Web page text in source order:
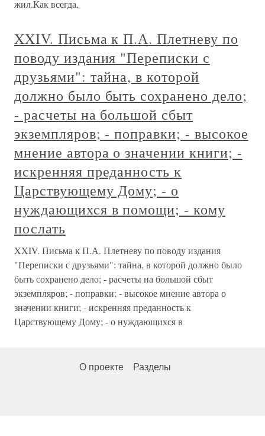
жил.Как всегда,
XXIV. Письма к П.А. Плетневу по
поводу издания "Переписки с
друзьями": тайна, в которой
должно было быть сохранено дело;
- расчеты на большой сбыт
экземпляров; - поправки; - высокое
мнение автора о значении книги; -
искренняя преданность к
Царствующему Дому; - о
нуждающихся в помощи; - кому
послать
XXIV. Письма к П.А. Плетневу по поводу издания
"Переписки с друзьями": тайна, в которой должно было
быть сохранено дело; - расчеты на большой сбыт
экземпляров; - поправки; - высокое мнение автора о
значении книги; - искренняя преданность к
Царствующему Дому; - о нуждающихся в
О проекте Разделы